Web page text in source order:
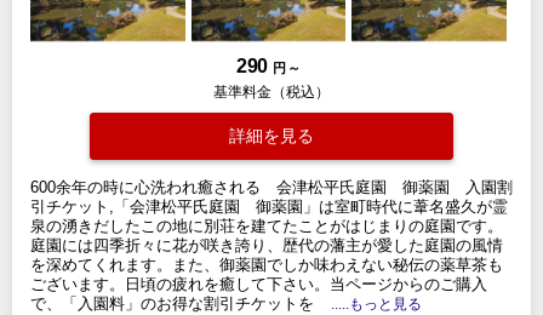
290 円 ～
基準料金（税込）
詳細を見る
600余年の時に心洗われ癒される 会津松平氏庭園 御薬園 入園割
引チケット,「会津松平氏庭園 御薬園」は室町時代に葦名盛久が霊
泉の湧きだしたこの地に別荘を建てたことがはじまりの庭園です。
庭園には四季折々に花が咲き誇り、歴代の藩主が愛した庭園の風情
を深めてくれます。また、御薬園でしか味わえない秘伝の薬草茶も
ございます。日頃の疲れを癒して下さい。当ページからのご購入
で、「入園料」のお得な割引チケットを
.....もっと見る